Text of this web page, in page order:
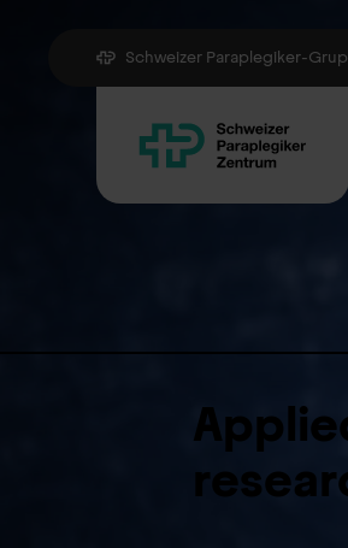
Schweizer Paraplegiker-